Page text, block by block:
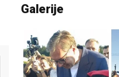
Galerije